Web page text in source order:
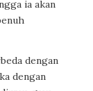
ia akan
dengan
dengan